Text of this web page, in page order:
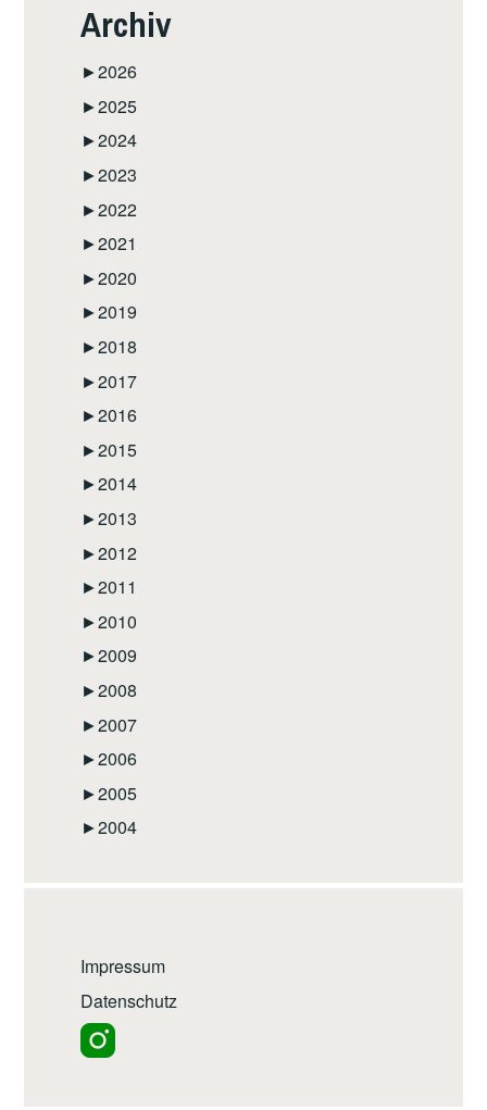
Archiv
►2026
►2025
►2024
►2023
►2022
►2021
►2020
►2019
►2018
►2017
►2016
►2015
►2014
►2013
►2012
►2011
►2010
►2009
►2008
►2007
►2006
►2005
►2004
Impressum
Datenschutz